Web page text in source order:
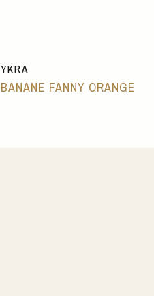
YKRA
BANANE FANNY ORANGE